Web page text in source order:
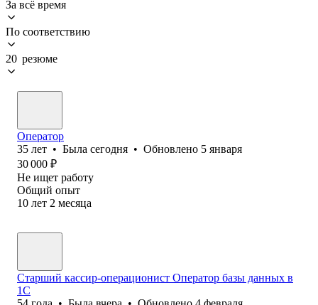
За всё время
По соответствию
20 резюме
Оператор
35 лет • Была сегодня • Обновлено 5 января
30 000 ₽
Не ищет работу
Общий опыт
10 лет 2 месяца
Старший кассир-операционист Оператор базы данных в
1С